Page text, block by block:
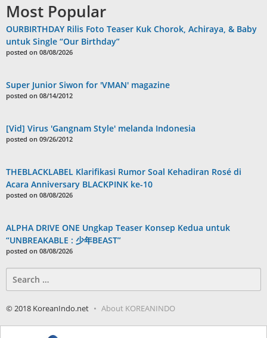
Most Popular
OURBIRTHDAY Rilis Foto Teaser Kuk Chorok, Achiraya, & Baby
untuk Single “Our Birthday”
posted on 08/08/2026
Super Junior Siwon for 'VMAN' magazine
posted on 08/14/2012
[Vid] Virus 'Gangnam Style' melanda Indonesia
posted on 09/26/2012
THEBLACKLABEL Klarifikasi Rumor Soal Kehadiran Rosé di
Acara Anniversary BLACKPINK ke-10
posted on 08/08/2026
ALPHA DRIVE ONE Ungkap Teaser Konsep Kedua untuk
“UNBREAKABLE : 少年BEAST”
posted on 08/08/2026
for:
© 2018 KoreanIndo.net About KOREANINDO